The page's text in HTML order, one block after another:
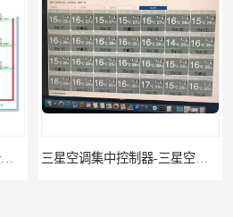
三星空调集中控制器-三星空调智能控制-三星空调集中控制器软件